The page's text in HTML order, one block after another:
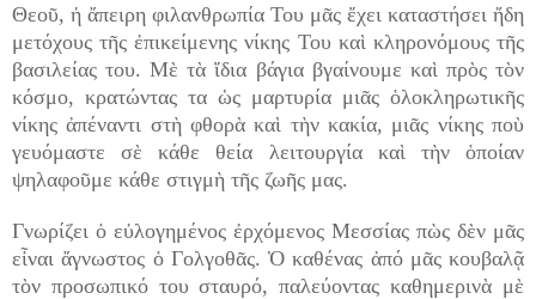
Θεοῦ, ἡ ἄπειρη φιλανθρωπία Του μᾶς ἔχει καταστήσει ἤδη
μετόχους τῆς ἐπικείμενης νίκης Του καὶ κληρονόμους τῆς
βασιλείας του. Μὲ τὰ ἴδια βάγια βγαίνουμε καὶ πρὸς τὸν
κόσμο, κρατώντας τα ὡς μαρτυρία μιᾶς ὁλοκληρωτικῆς
νίκης ἀπέναντι στὴ φθορὰ καὶ τὴν κακία, μιᾶς νίκης ποὺ
γευόμαστε σὲ κάθε θεία λειτουργία καὶ τὴν ὁποίαν
ψηλαφοῦμε κάθε στιγμὴ τῆς ζωῆς μας.
Γνωρίζει ὁ εὐλογημένος ἐρχόμενος Μεσσίας πὼς δὲν μᾶς
εἶναι ἄγνωστος ὁ Γολγοθᾶς. Ὁ καθένας ἀπό μᾶς κουβαλᾷ
τὸν προσωπικό του σταυρό, παλεύοντας καθημερινὰ μὲ